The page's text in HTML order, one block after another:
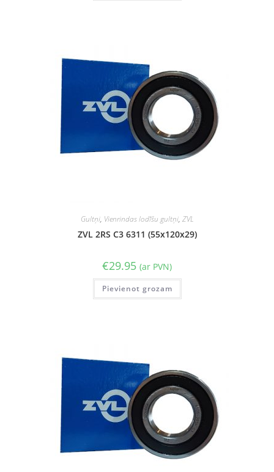
Gultņi, Vienrindas lodīšu gultņi, ZVL
ZVL 2RS C3 6311 (55x120x29)
€29.95 (ar PVN)
Pievienot grozam